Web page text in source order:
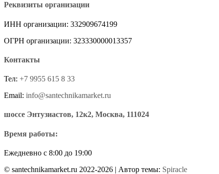
Реквизиты организации
ИНН организации: 332909674199
ОГРН организации: 323330000013357
Контакты
Тел: +7 9955 615 8 33
Email: info@santechnikamarket.ru
шоссе Энтузиастов, 12к2, Москва, 111024
Время работы:
Ежедневно с 8:00 до 19:00
© santechnikamarket.ru 2022-2026 | Автор темы: Spiracle